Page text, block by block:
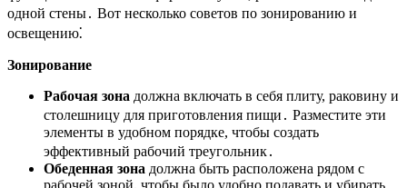
одной стены․ Вот несколько советов по зонированию и
освещению⁚
Зонирование
Рабочая зона должна включать в себя плиту, раковину и
столешницу для приготовления пищи․ Разместите эти
элементы в удобном порядке, чтобы создать
эффективный рабочий треугольник․
Обеденная зона должна быть расположена рядом с